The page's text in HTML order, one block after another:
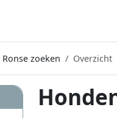
zoeken Overzicht